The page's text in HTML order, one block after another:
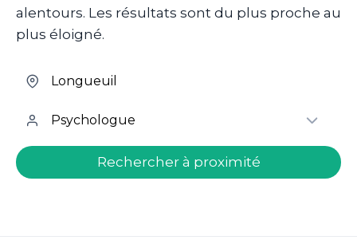
alentours. Les résultats sont du plus proche au
plus éloigné.
welcome.search.find.subtitle
Rechercher à proximité